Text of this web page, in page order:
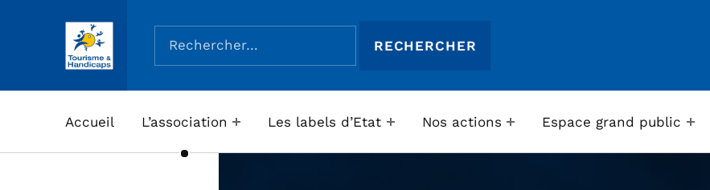
ASSOCIATION TOURISME ET HANDICAPS
Rechercher :
Accueil L’association Les labels d’Etat Nos actions Espace grand public